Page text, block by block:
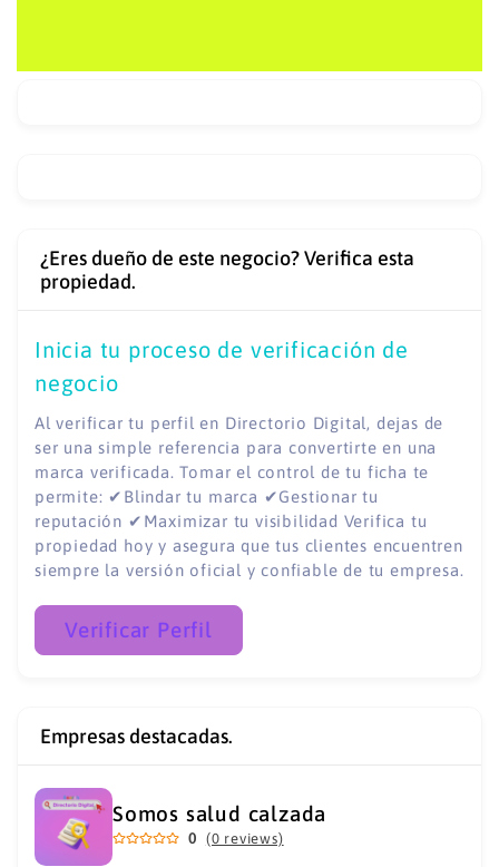
¿Eres dueño de este negocio? Verifica esta
propiedad.
Inicia tu proceso de verificación de
negocio
Al verificar tu perfil en Directorio Digital, dejas de
ser una simple referencia para convertirte en una
marca verificada. Tomar el control de tu ficha te
permite: ✔Blindar tu marca ✔Gestionar tu
reputación ✔Maximizar tu visibilidad Verifica tu
propiedad hoy y asegura que tus clientes encuentren
siempre la versión oficial y confiable de tu empresa.
Verificar Perfil
Empresas destacadas.
Somos salud calzada
0 (0 reviews)